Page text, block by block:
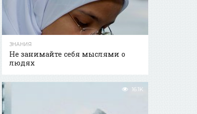
ЗНАНИЯ
Не занимайте себя мыслями о
людях
16.1K